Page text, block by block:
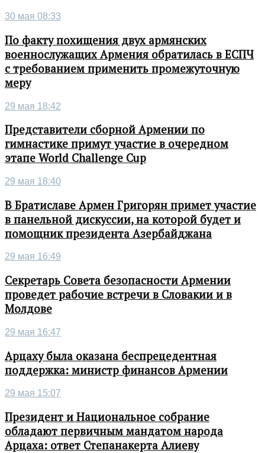
30 мая 08:33
По факту похищения двух армянских
военнослужащих Армения обратилась в ЕСПЧ
с требованием применить промежуточную
меру
29 мая 18:42
Представители сборной Армении по
гимнастике примут участие в очередном
этапе World Challenge Cup
29 мая 18:40
В Братиславе Армен Григорян примет участие
в панельной дискуссии, на которой будет и
помощник президента Азербайджана
29 мая 16:49
Секретарь Совета безопасности Армении
проведет рабочие встречи в Словакии и в
Молдове
29 мая 16:47
Арцаху была оказана беспрецедентная
поддержка: министр финансов Армении
29 мая 15:07
Президент и Национальное собрание
обладают первичным мандатом народа
Арцаха: ответ Степанакерта Алиеву